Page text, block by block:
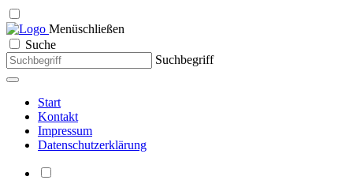
Menüschließen
Suche
Suchbegriff
Start
Kontakt
Impressum
Datenschutzerklärung